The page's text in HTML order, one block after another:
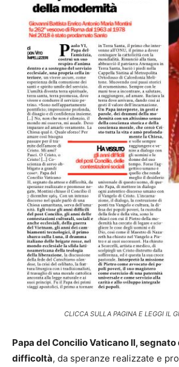
CLICCA SULLA PAGINA E LEGGI IL
Papa del Concilio Vaticano II,
difficoltà, da speranze realizzate e